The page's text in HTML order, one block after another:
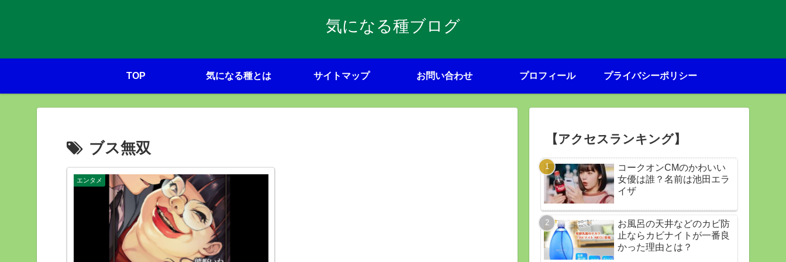
気になる種ブログ
TOP 気になる種とは サイトマップ お問い合わせ プロフィール プライバシーポリシー
ブス無双
エンタメ
【アクセスランキング】
コークオンCMのかわいい
女優は誰？名前は池田エラ
イザ
お風呂の天井などのカビ防
止ならカビナイトが一番良
かった理由とは？